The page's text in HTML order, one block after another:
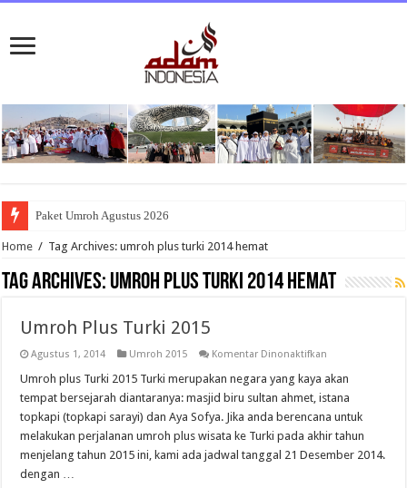
Paket Umroh Agustus 2026
Home / Tag Archives: umroh plus turki 2014 hemat
Tag Archives: umroh plus turki 2014 hemat
Umroh Plus Turki 2015
Agustus 1, 2014 Umroh 2015 Komentar Dinonaktifkan
Plus
2015
Umroh plus Turki 2015 Turki merupakan negara yang kaya akan
tempat bersejarah diantaranya: masjid biru sultan ahmet, istana
topkapi (topkapi sarayi) dan Aya Sofya. Jika anda berencana untuk
melakukan perjalanan umroh plus wisata ke Turki pada akhir tahun
menjelang tahun 2015 ini, kami ada jadwal tanggal 21 Desember 2014.
dengan …